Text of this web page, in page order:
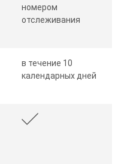
номером
отслеживания
в течение 10
календарных дней